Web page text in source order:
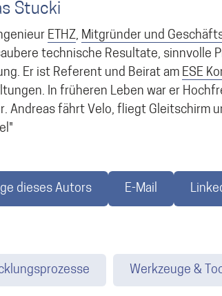
Stucki
ETHZ, Mitgründer und
technische Resultate, sinnvolle
Er ist Referent und Beirat am ESE
In früheren Leben war er
Andreas fährt Velo, fliegt Gleitschirm
dieses Autors E-Mail
Werkzeuge &